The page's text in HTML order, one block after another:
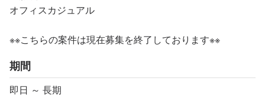
オフィスカジュアル
※※こちらの案件は現在募集を終了しております※※
期間
即日 ～ 長期